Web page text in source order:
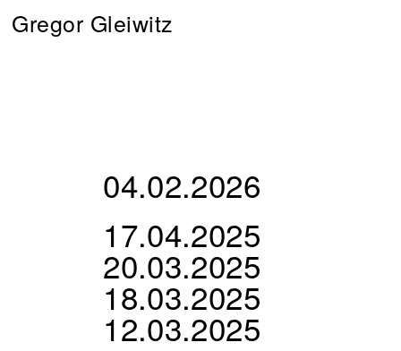
Gregor Gleiwitz
04.02.2026
17.04.2025
20.03.2025
18.03.2025
12.03.2025